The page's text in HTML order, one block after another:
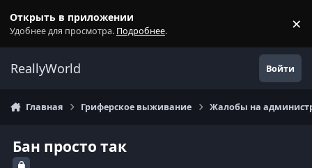
Открыть в приложении
Удобнее для просмотра. Подробнее. ×
ReallyWorld Войти
Главная Гриферское выживание Жалобы на
Бан просто так